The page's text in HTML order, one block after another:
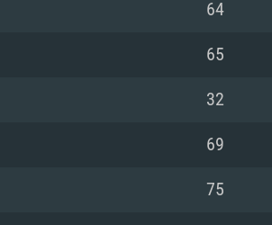
10 (64 bit)
듀얼코어 이상
11 이상을 지원하는
Sur 11.0
GHz의 Core i5 (Intel
중 최신 버전
얼코어
을 지원하고, 최신 그래
64
65
32
69
75